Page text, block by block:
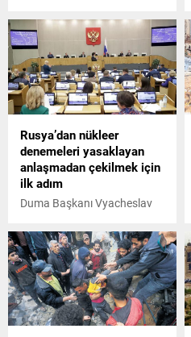
pankartlara yazıldı. İngiltere,
Avustralya ve Almanya gibi
ülkelerde yasaklanan
sloganın kökleri on yıllar
öncesine dayanıyor. İsrail
yanlılarının çarpıttığı
sloganın izini sürdük.
Rusya’dan nükleer
denemeleri yasaklayan
anlaşmadan çekilmek için
ilk adım
Duma Başkanı Vyacheslav
güvenliğini sağlamak adına,
Kapsamlı Nükleer Deneme
Yasağı Anlaşması'nın onayını
geri çekiyoruz. dedi.